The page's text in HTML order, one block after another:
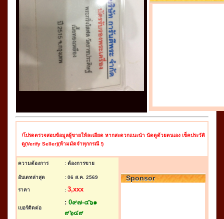
!โปรดตรวจสอบข้อมูลผู้ขายให้ละเอียด หากสะดวกแนะนำ นัดดูด้วยตนเอง เช็คประวัติ
ดู(Verify Seller)(ห้ามมัดจำทุกกรณี !)
ความต้องการ : ต้องการขาย
อับเดทล่าสุด : 06 ส.ค. 2569
ราคา : 3,xxx
เบอร์ติดต่อ
: 0๙๗-๔๖๑
๙๖๔๙
Sponsor